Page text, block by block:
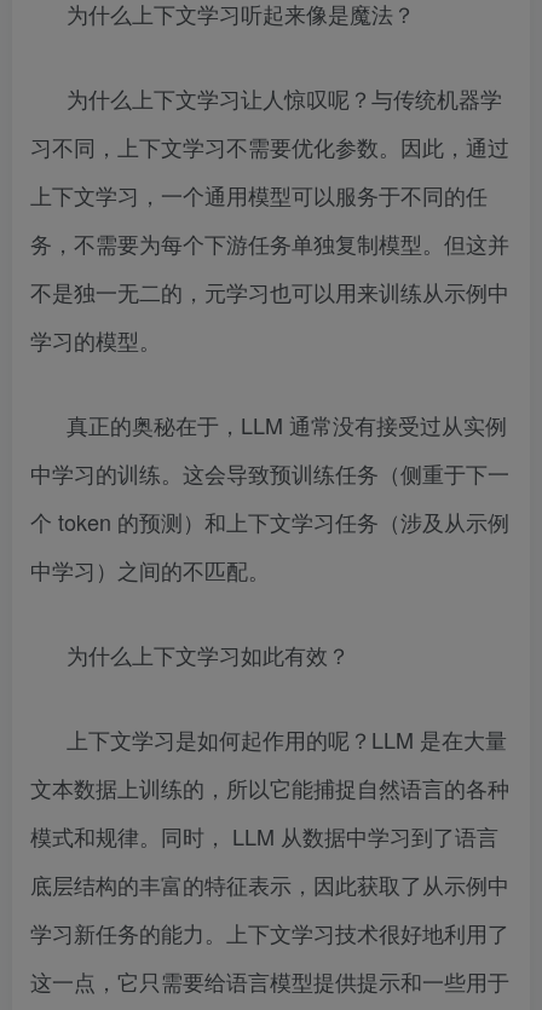
为什么上下文学习听起来像是魔法？
为什么上下文学习让人惊叹呢？与传统机器学
习不同，上下文学习不需要优化参数。因此，通过
上下文学习，一个通用模型可以服务于不同的任
务，不需要为每个下游任务单独复制模型。但这并
不是独一无二的，元学习也可以用来训练从示例中
学习的模型。
真正的奥秘在于，LLM 通常没有接受过从实例
中学习的训练。这会导致预训练任务（侧重于下一
个 token 的预测）和上下文学习任务（涉及从示例
中学习）之间的不匹配。
为什么上下文学习如此有效？
上下文学习是如何起作用的呢？LLM 是在大量
文本数据上训练的，所以它能捕捉自然语言的各种
模式和规律。同时， LLM 从数据中学习到了语言
底层结构的丰富的特征表示，因此获取了从示例中
学习新任务的能力。上下文学习技术很好地利用了
这一点，它只需要给语言模型提供提示和一些用于